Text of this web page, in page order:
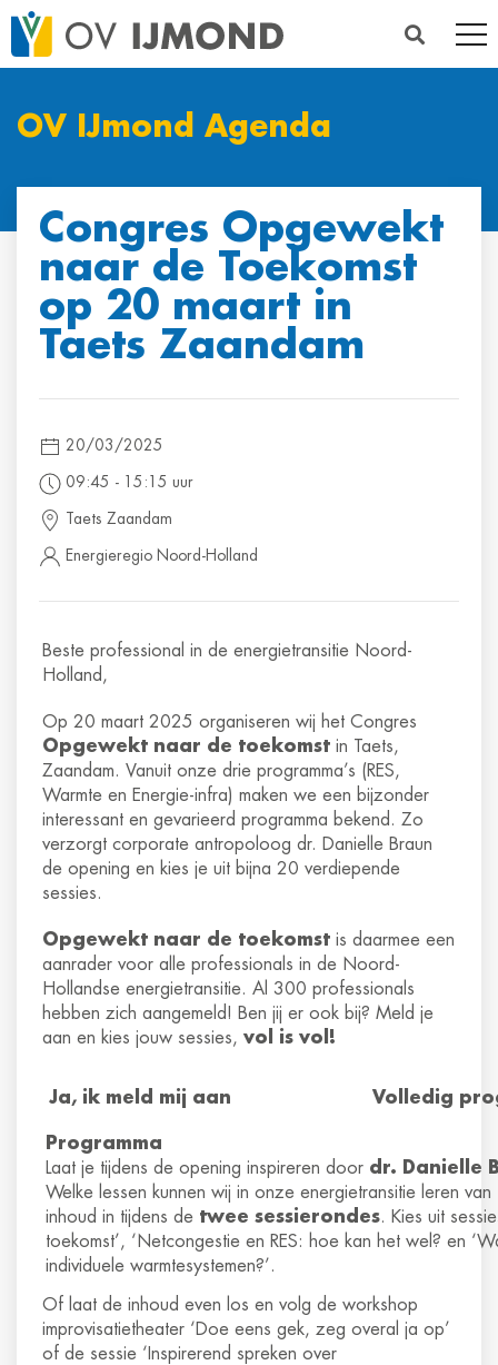
OV IJmond Agenda
Congres Opgewekt
naar de Toekomst
op 20 maart in
Taets Zaandam
20/03/2025
09:45 ‐ 15:15 uur
Taets Zaandam
Energieregio Noord-Holland
Beste professional in de energietransitie Noord-
Holland,
Op 20 maart 2025 organiseren wij het Congres
Opgewekt naar de toekomst in Taets,
Zaandam. Vanuit onze drie programma’s (RES,
Warmte en Energie-infra) maken we een bijzonder
interessant en gevarieerd programma bekend. Zo
verzorgt corporate antropoloog dr. Danielle Braun
de opening en kies je uit bijna 20 verdiepende
sessies.
Opgewekt naar de toekomst is daarmee een
aanrader voor alle professionals in de Noord-
Hollandse energietransitie. Al 300 professionals
hebben zich aangemeld! Ben jij er ook bij? Meld je
aan en kies jouw sessies, vol is vol!
Ja, ik meld mij aan Volledig
Programma
Laat je tijdens de opening inspireren door dr. Danielle
Welke lessen kunnen wij in onze energietransitie leren
inhoud in tijdens de twee sessierondes. Kies uit
toekomst’, ‘Netcongestie en RES: hoe kan het wel? en
individuele warmtesystemen?’.
Of laat de inhoud even los en volg de workshop
improvisatietheater ‘Doe eens gek, zeg overal ja op’
of de sessie ‘Inspirerend spreken over